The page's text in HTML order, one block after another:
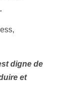
digne de
et